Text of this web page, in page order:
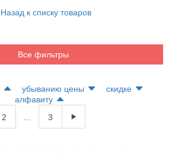
Назад к списку товаров
Все фильтры
убыванию цены
скидке
алфавиту
2 3